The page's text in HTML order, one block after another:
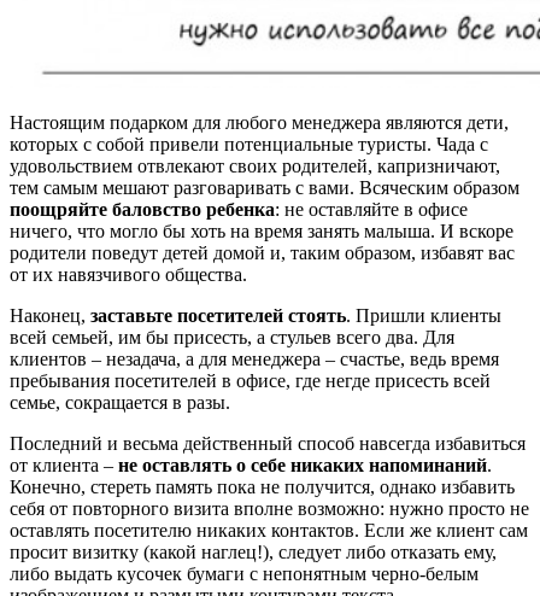
Настоящим подарком для любого менеджера являются дети,
которых с собой привели потенциальные туристы. Чада с
удовольствием отвлекают своих родителей, капризничают,
тем самым мешают разговаривать с вами. Всяческим образом
поощряйте баловство ребенка: не оставляйте в офисе
ничего, что могло бы хоть на время занять малыша. И вскоре
родители поведут детей домой и, таким образом, избавят вас
от их навязчивого общества.
Наконец, заставьте посетителей стоять. Пришли клиенты
всей семьей, им бы присесть, а стульев всего два. Для
клиентов – незадача, а для менеджера – счастье, ведь время
пребывания посетителей в офисе, где негде присесть всей
семье, сокращается в разы.
Последний и весьма действенный способ навсегда избавиться
от клиента – не оставлять о себе никаких напоминаний.
Конечно, стереть память пока не получится, однако избавить
себя от повторного визита вполне возможно: нужно просто не
оставлять посетителю никаких контактов. Если же клиент сам
просит визитку (какой наглец!), следует либо отказать ему,
либо выдать кусочек бумаги с непонятным черно-белым